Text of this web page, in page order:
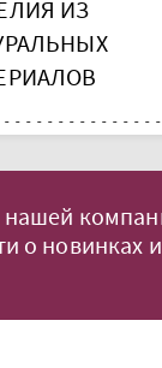
ИЗ
о новинках и